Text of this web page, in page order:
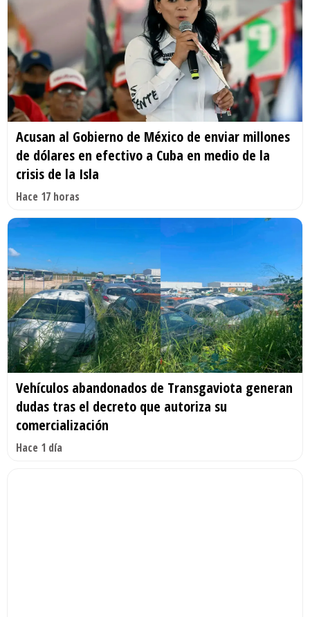
Acusan al Gobierno de México de enviar millones
de dólares en efectivo a Cuba en medio de la
crisis de la Isla
Hace 17 horas
Vehículos abandonados de Transgaviota generan
dudas tras el decreto que autoriza su
comercialización
Hace 1 día